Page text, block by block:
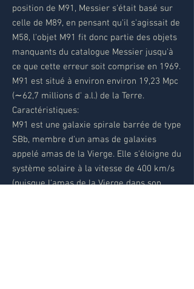
position de M91, Messier s'était basé sur
celle de M89, en pensant qu'il s'agissait de
M58, l'objet M91 fit donc partie des objets
manquants du catalogue Messier jusqu'à
ce que cette erreur soit comprise en 1969.
M91 est situé à environ environ 19,23 Mpc
(∼62,7 millions d' a.l.) de la Terre.
Caractéristiques:
M91 est une galaxie spirale barrée de type
SBb, membre d'un amas de galaxies
appelé amas de la Vierge. Elle s'éloigne du
système solaire à la vitesse de 400 km/s
(puisque l'amas de la Vierge dans son